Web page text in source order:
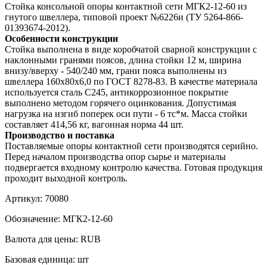
Стойка консольной опоры контактной сети МГК2-12-60 из
гнутого швеллера, типовой проект №6226и (ТУ 5264-866-
01393674-2012).
Особенности конструкции
Стойка выполнена в виде коробчатой сварной конструкции с
наклонными гранями поясов, длина стойки 12 м, ширина
внизу/вверху - 540/240 мм, грани пояса выполнены из
швеллера 160х80х6,0 по ГОСТ 8278-83. В качестве материала
используется сталь С245, антикоррозионное покрытие
выполнено методом горячего оцинкования. Допустимая
нагрузка на изгиб поперек оси пути - 6 тс*м. Масса стойки
составляет 414,56 кг, вагонная норма 44 шт.
Производство и поставка
Поставляемые опоры контактной сети производятся серийно.
Перед началом производства опор сырье и материалы
подвергается входному контролю качества. Готовая продукция
проходит выходной контроль.
Артикул: 70080
Обозначение: МГК2-12-60
Валюта для цены: RUB
Базовая единица: шт